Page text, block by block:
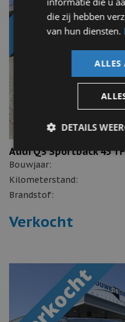
Audi Q3 Sportback 45
Bouwjaar:
Kilometerstand:
Brandstof:
Verkocht
die zij hebben
van hun diensten.
ALLES
DETAILS